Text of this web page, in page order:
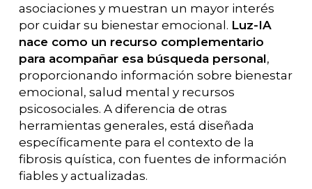
asociaciones y muestran un mayor interés
por cuidar su bienestar emocional. Luz-IA
nace como un recurso complementario
para acompañar esa búsqueda personal,
proporcionando información sobre bienestar
emocional, salud mental y recursos
psicosociales. A diferencia de otras
herramientas generales, está diseñada
específicamente para el contexto de la
fibrosis quística, con fuentes de información
fiables y actualizadas.